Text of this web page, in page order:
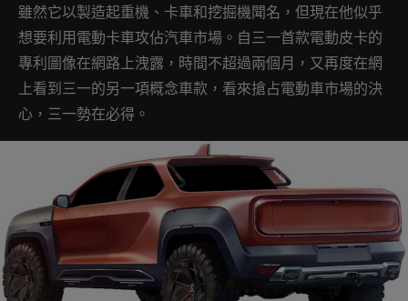
雖然它以製造起重機、卡車和挖掘機聞名，但現在他似乎
想要利用電動卡車攻佔汽車市場。自三一首款電動皮卡的
專利圖像在網路上洩露，時間不超過兩個月，又再度在網
上看到三一的另一項概念車款，看來搶占電動車市場的決
心，三一勢在必得。